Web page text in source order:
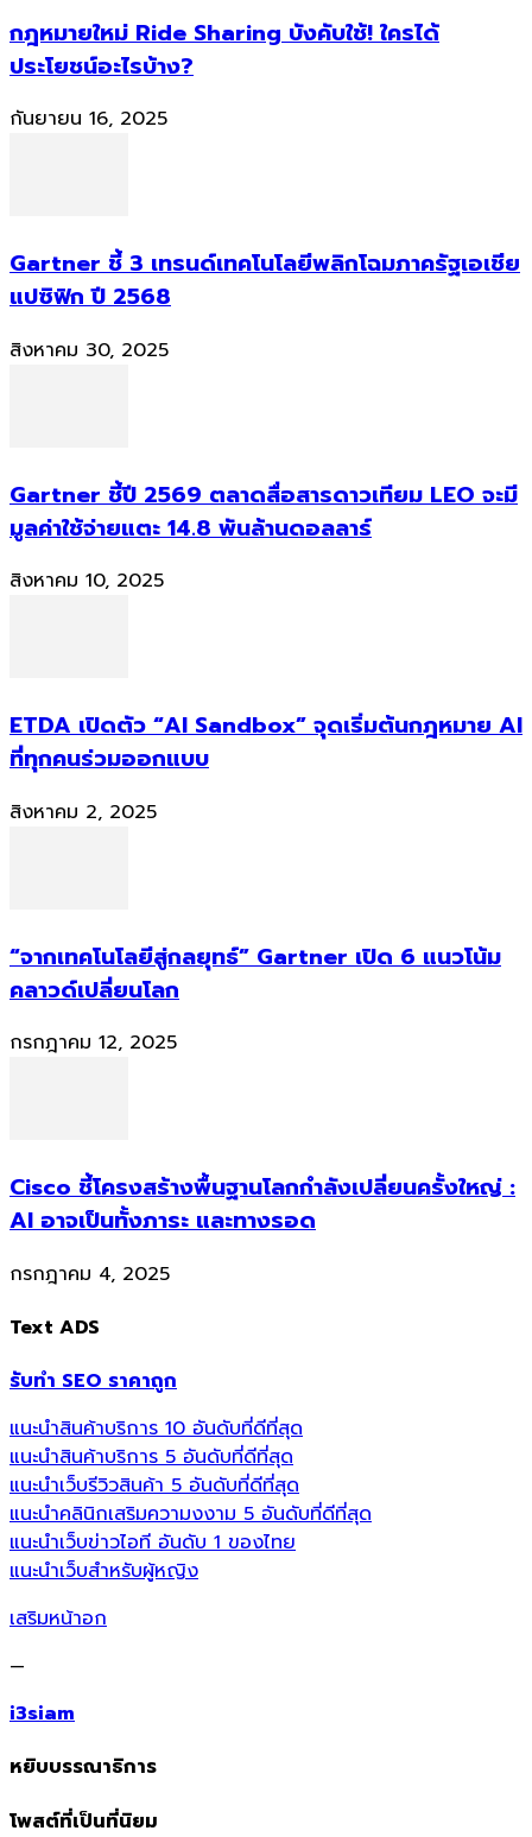
กฎหมายใหม่ Ride Sharing บังคับใช้! ใครได้
ประโยชน์อะไรบ้าง?
กันยายน 16, 2025
Gartner ชี้ 3 เทรนด์เทคโนโลยีพลิกโฉมภาครัฐเอเชีย
แปซิฟิก ปี 2568
สิงหาคม 30, 2025
Gartner ชี้ปี 2569 ตลาดสื่อสารดาวเทียม LEO จะมี
มูลค่าใช้จ่ายแตะ 14.8 พันล้านดอลลาร์
สิงหาคม 10, 2025
ETDA เปิดตัว “AI Sandbox” จุดเริ่มต้นกฎหมาย AI
ที่ทุกคนร่วมออกแบบ
สิงหาคม 2, 2025
“จากเทคโนโลยีสู่กลยุทธ์” Gartner เปิด 6 แนวโน้ม
คลาวด์เปลี่ยนโลก
กรกฎาคม 12, 2025
Cisco ชี้โครงสร้างพื้นฐานโลกกำลังเปลี่ยนครั้งใหญ่ :
AI อาจเป็นทั้งภาระ และทางรอด
กรกฎาคม 4, 2025
Text ADS
รับทำ SEO ราคาถูก
แนะนำสินค้าบริการ 10 อันดับที่ดีที่สุด
แนะนำสินค้าบริการ 5 อันดับที่ดีที่สุด
แนะนำเว็บรีวิวสินค้า 5 อันดับที่ดีที่สุด
แนะนำคลินิกเสริมความงงาม 5 อันดับที่ดีที่สุด
แนะนำเว็บข่าวไอที อันดับ 1 ของไทย
แนะนำเว็บสำหรับผู้หญิง
เสริมหน้าอก
—
i3siam
หยิบบรรณาธิการ
โพสต์ที่เป็นที่นิยม